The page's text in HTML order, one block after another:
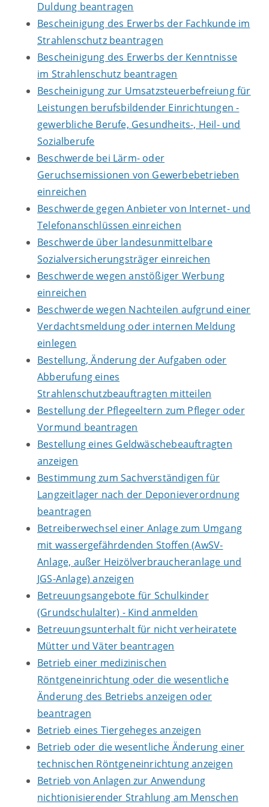
Duldung beantragen
Bescheinigung des Erwerbs der Fachkunde im
Strahlenschutz beantragen
Bescheinigung des Erwerbs der Kenntnisse
im Strahlenschutz beantragen
Bescheinigung zur Umsatzsteuerbefreiung für
Leistungen berufsbildender Einrichtungen -
gewerbliche Berufe, Gesundheits-, Heil- und
Sozialberufe
Beschwerde bei Lärm- oder
Geruchsemissionen von Gewerbebetrieben
einreichen
Beschwerde gegen Anbieter von Internet- und
Telefonanschlüssen einreichen
Beschwerde über landesunmittelbare
Sozialversicherungsträger einreichen
Beschwerde wegen anstößiger Werbung
einreichen
Beschwerde wegen Nachteilen aufgrund einer
Verdachtsmeldung oder internen Meldung
einlegen
Bestellung, Änderung der Aufgaben oder
Abberufung eines
Strahlenschutzbeauftragten mitteilen
Bestellung der Pflegeeltern zum Pfleger oder
Vormund beantragen
Bestellung eines Geldwäschebeauftragten
anzeigen
Bestimmung zum Sachverständigen für
Langzeitlager nach der Deponieverordnung
beantragen
Betreiberwechsel einer Anlage zum Umgang
mit wassergefährdenden Stoffen (AwSV-
Anlage, außer Heizölverbraucheranlage und
JGS-Anlage) anzeigen
Betreuungsangebote für Schulkinder
(Grundschulalter) - Kind anmelden
Betreuungsunterhalt für nicht verheiratete
Mütter und Väter beantragen
Betrieb einer medizinischen
Röntgeneinrichtung oder die wesentliche
Änderung des Betriebs anzeigen oder
beantragen
Betrieb eines Tiergeheges anzeigen
Betrieb oder die wesentliche Änderung einer
technischen Röntgeneinrichtung anzeigen
Betrieb von Anlagen zur Anwendung
nichtionisierender Strahlung am Menschen